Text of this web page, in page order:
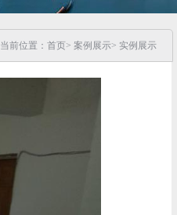
当前位置： 首页> 案例展示> 实例展示